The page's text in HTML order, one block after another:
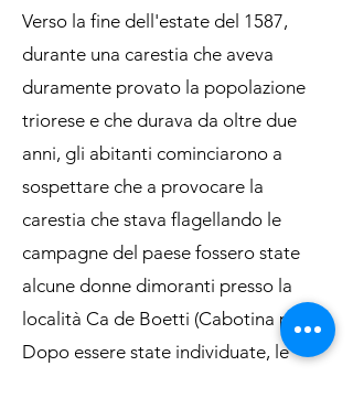
Verso la fine dell'estate del 1587,
durante una carestia che aveva
duramente provato la popolazione
triorese e che durava da oltre due
anni, gli abitanti cominciarono a
sospettare che a provocare la
carestia che stava flagellando le
campagne del paese fossero state
alcune donne dimoranti presso la
località Ca de Boetti (Cabotina poi).
Dopo essere state individuate, le